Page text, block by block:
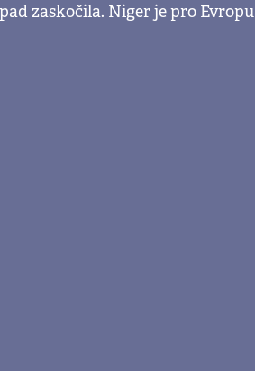
zaskočila. Niger je pro Evropu